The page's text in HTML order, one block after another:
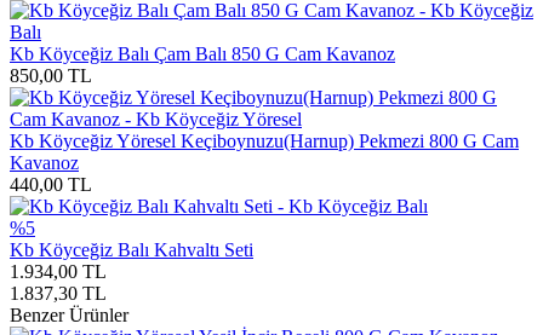
Kb Köyceğiz Balı Çam Balı 850 G Cam Kavanoz
850,00 TL
Kb Köyceğiz Yöresel Keçiboynuzu(Harnup) Pekmezi 800 G Cam
Kavanoz
440,00 TL
%5
Kb Köyceğiz Balı Kahvaltı Seti
1.934,00 TL
1.837,30 TL
Benzer Ürünler